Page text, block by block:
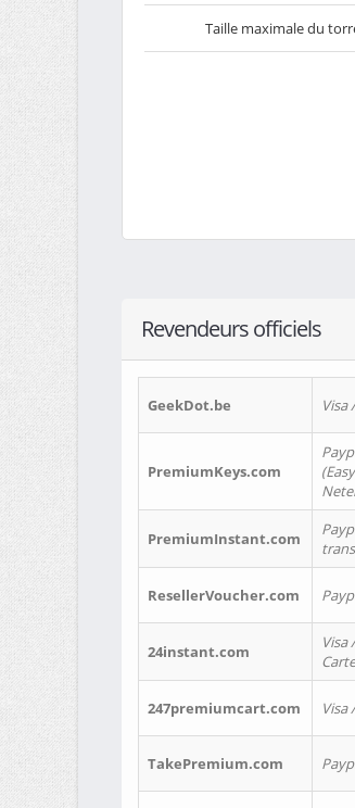
Taille maximale du
Revendeurs officiels
GeekDot.be Visa
PremiumKeys.com
PremiumInstant.com
ResellerVoucher.com
24instant.com
Visa
247premiumcart.com Visa
TakePremium.com